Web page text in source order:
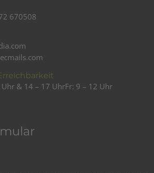
670508
& 14 – 17 UhrFr: 9 – 12 Uhr